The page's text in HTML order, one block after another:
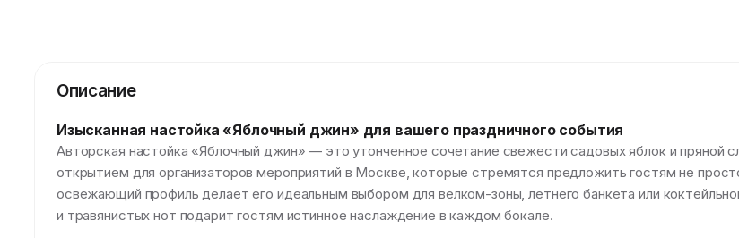
Описание
Изысканная настойка «Яблочный джин» для вашего праздничного события
Авторская настойка «Яблочный джин» — это утонченное сочетание свежести садовых яблок и пряной
открытием для организаторов мероприятий в Москве, которые стремятся предложить гостям не
освежающий профиль делает его идеальным выбором для велком-зоны, летнего банкета или
и травянистых нот подарит гостям истинное наслаждение в каждом бокале.